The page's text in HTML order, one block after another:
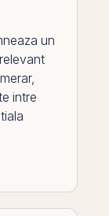
un
intre